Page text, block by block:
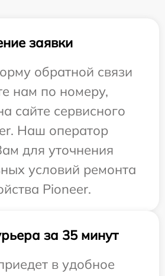
заявки
обратной связи
нам по номеру,
сайте сервисного
Наш оператор
для уточнения
условий ремонта
Pioneer.
за 35 минут
в удобное